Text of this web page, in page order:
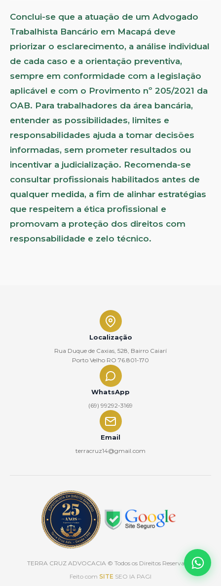
Conclui-se que a atuação de um Advogado
Trabalhista Bancário em Macapá deve
priorizar o esclarecimento, a análise individual
de cada caso e a orientação preventiva,
sempre em conformidade com a legislação
aplicável e com o Provimento nº 205/2021 da
OAB. Para trabalhadores da área bancária,
entender as possibilidades, limites e
responsabilidades ajuda a tomar decisões
informadas, sem prometer resultados ou
incentivar a judicialização. Recomenda-se
consultar profissionais habilitados antes de
qualquer medida, a fim de alinhar estratégias
que respeitem a ética profissional e
promovam a proteção dos direitos com
responsabilidade e zelo técnico.
Localização
Rua Duque de Caxias, 528, Bairro Caiarí
Porto Velho RO 76.801-170
WhatsApp
(69) 99292-3169
Email
terracruz14@gmail.com
TERRA CRUZ ADVOCACIA © Todos os Direitos Reservados
Feito com SITE SEO IA PAGI